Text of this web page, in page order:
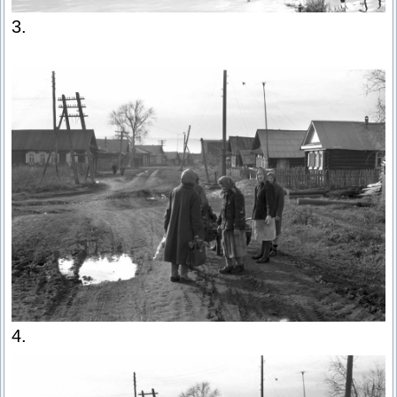
3.
4.